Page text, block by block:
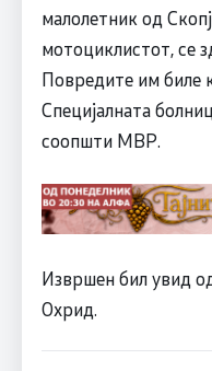
малолетник од
мотоциклистот, се
Повредите им биле
Специјалната
соопшти МВР.
Извршен бил увид
Охрид.